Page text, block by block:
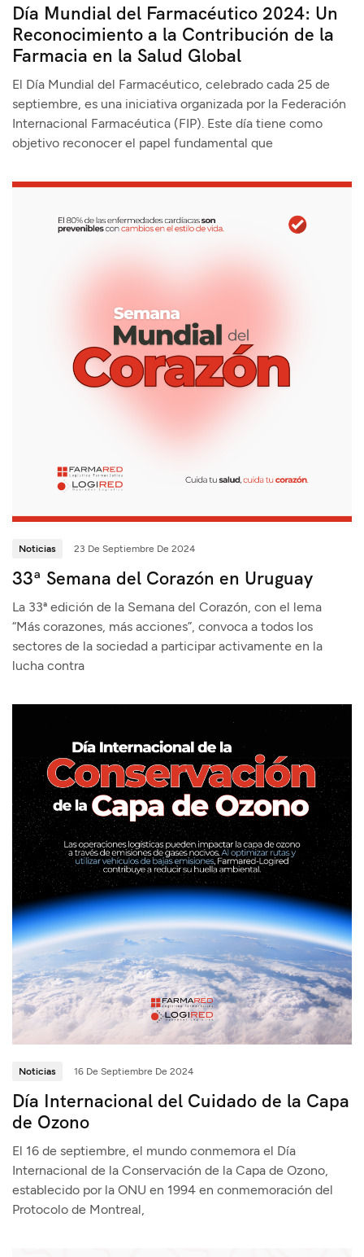
Día Mundial del Farmacéutico 2024: Un
Reconocimiento a la Contribución de la
Farmacia en la Salud Global
El Día Mundial del Farmacéutico, celebrado cada 25 de
septiembre, es una iniciativa organizada por la Federación
Internacional Farmacéutica (FIP). Este día tiene como
objetivo reconocer el papel fundamental que
Noticias 23 De Septiembre De 2024
33ª Semana del Corazón en Uruguay
La 33ª edición de la Semana del Corazón, con el lema
“Más corazones, más acciones”, convoca a todos los
sectores de la sociedad a participar activamente en la
lucha contra
Noticias 16 De Septiembre De 2024
Día Internacional del Cuidado de la Capa
de Ozono
El 16 de septiembre, el mundo conmemora el Día
Internacional de la Conservación de la Capa de Ozono,
establecido por la ONU en 1994 en conmemoración del
Protocolo de Montreal,